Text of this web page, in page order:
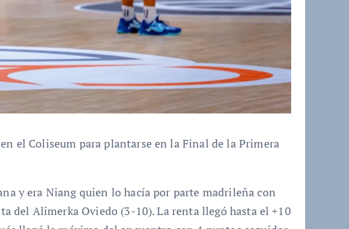
el Coliseum para plantarse en la Final de la Primera
y era Niang quien lo hacía por parte madrileña con
del Alimerka Oviedo (3-10). La renta llegó hasta el +10